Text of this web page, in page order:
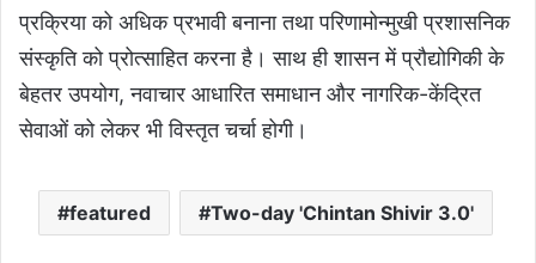
प्रक्रिया को अधिक प्रभावी बनाना तथा परिणामोन्मुखी प्रशासनिक
संस्कृति को प्रोत्साहित करना है। साथ ही शासन में प्रौद्योगिकी के
बेहतर उपयोग, नवाचार आधारित समाधान और नागरिक-केंद्रित
सेवाओं को लेकर भी विस्तृत चर्चा होगी।
featured Two-day 'Chintan Shivir 3.0'